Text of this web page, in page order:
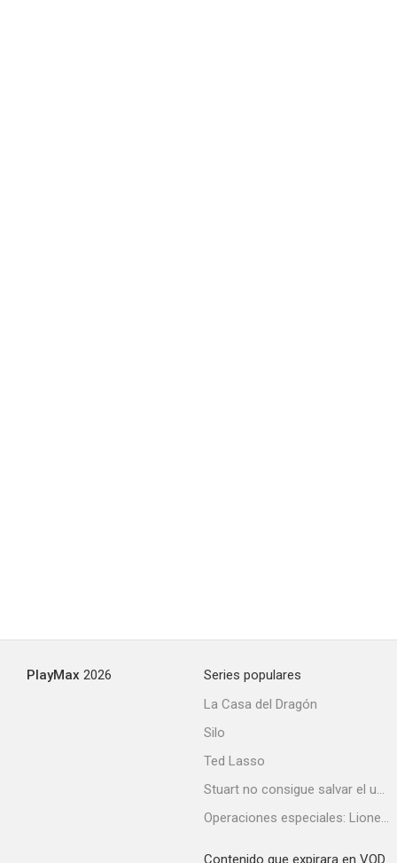
PlayMax 2026
Series populares
La Casa del Dragón
Silo
Ted Lasso
Stuart no consigue salvar el universo
Operaciones especiales: Lioness
Contenido que expirara en VOD